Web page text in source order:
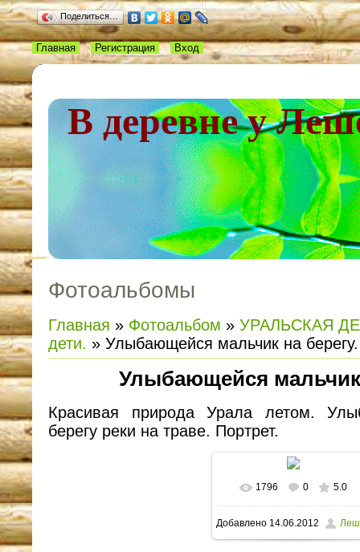
Поделиться…
В деревне у
Главная Регистрация Вход
Фотоальбомы
Главная » Фотоальбом » УРАЛЬСКАЯ
дети. » Улыбающейся мальчик на берегу.
Улыбающейся мальчик
Красивая природа Урала летом.
берегу реки на траве. Портрет.
В реальном размере
1600x1200/ 286.5Kb
1796 0 5.0
Добавлено14.06.2012